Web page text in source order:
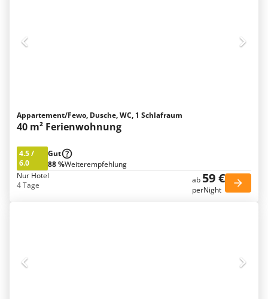
Appartement/Fewo, Dusche, WC, 1 Schlafraum
40 m² Ferienwohnung
4.5/
6.0
Gut
88 %Weiterempfehlung
Nur Hotel
4 Tage
ab 59 €
perNight